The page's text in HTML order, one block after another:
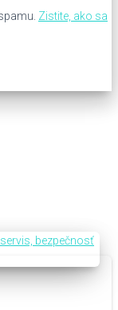
Zistite, ako sa